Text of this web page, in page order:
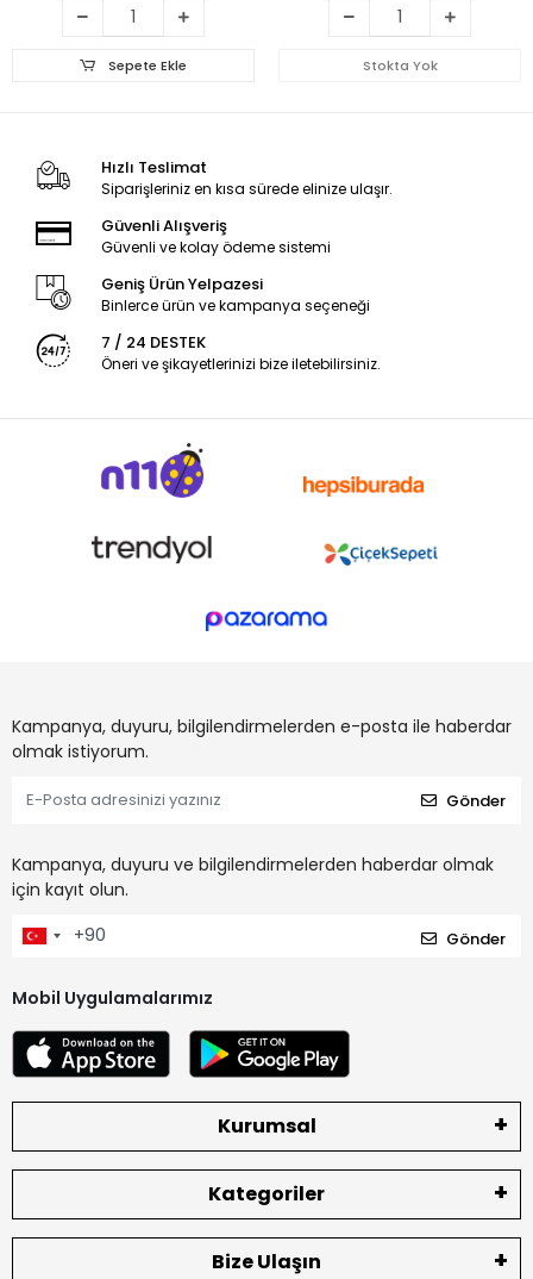
Sepete Ekle Stokta Yok
Hızlı Teslimat
Siparişleriniz en kısa sürede elinize ulaşır.
Güvenli Alışveriş
Güvenli ve kolay ödeme sistemi
Geniş Ürün Yelpazesi
Binlerce ürün ve kampanya seçeneği
7 / 24 DESTEK
Öneri ve şikayetlerinizi bize iletebilirsiniz.
Kampanya, duyuru, bilgilendirmelerden e-posta ile haberdar
olmak istiyorum.
Gönder
Kampanya, duyuru ve bilgilendirmelerden haberdar olmak
için kayıt olun.
Gönder
Mobil Uygulamalarımız
Kurumsal
Kategoriler
Bize Ulaşın